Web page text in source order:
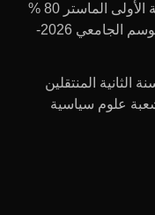
إعلان بخصوص نتائج توجيه طلبة السنة الأولى الماستر 80 %
شعبة حقوق وشعبة علوم سياسية الموسم الجامعي 2026-
الثانية المنتقلين
علوم سياسية